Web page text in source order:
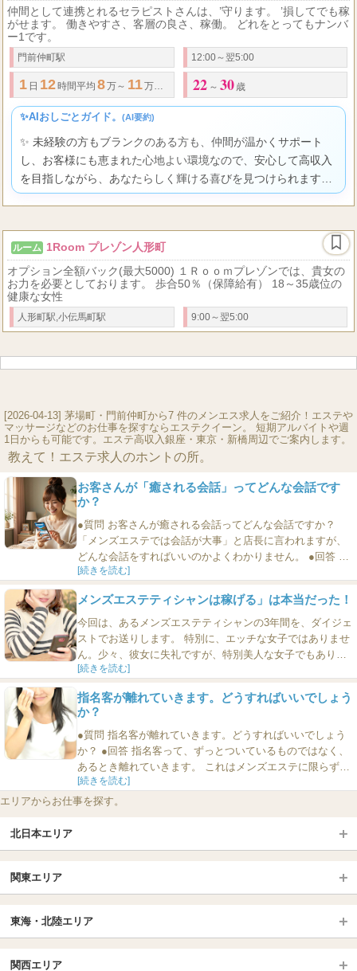
仲間として連携とれるセラピストさんは、’守ります。 ’損してでも稼
がせます。 働きやすさ、客層の良さ、稼働。 どれをとってもナンバ
ー1です。
門前仲町駅 12:00～翌5:00
1 日 12 時間平均 8万～ 11万。 最高日給145000
22 ～ 30 歳
✨AIおしごとガイド。 (AI要約)
✨ 未経験の方もブランクのある方も、仲間が温かくサポート
し、お客様にも恵まれた心地よい環境なので、安心して高収入
を目指しながら、あなたらしく輝ける喜びを見つけられます
よ。
ルーム 1Room プレゾン人形町
オプション全額バック(最大5000) １Ｒｏｏｍプレゾンでは、貴女の
お力を必要としております。 歩合50％（保障給有） 18～35歳位の
健康な女性
人形町駅,小伝馬町駅 9:00～翌5:00
[2026-04-13] 茅場町・門前仲町から7 件のメンエス求人をご紹介！エステや
マッサージなどのお仕事を探すならエステクイーン。 短期アルバイトや週
1日からも可能です。エステ高収入銀座・東京・新橋周辺でご案内します。
教えて！エステ求人のホントの所。
お客さんが「癒される会話」ってどんな会話です
か？
●質問 お客さんが癒される会話ってどんな会話ですか？
「メンズエステでは会話が大事」と店長に言われますが、
どんな会話をすればいいのかよくわかりません。 ●回答 お
客さんの自尊心をくすぐるような会話をすれば、お客さん
話と言いましょうか、お客さんがみずから主体的にセラピ
ストさんに話し続けたくなる会話といいましょうか、そう
いった会話をすれば、...
[続きを読む]
メンズエステティシャンは稼げる」は本当だった！
今回は、あるメンズエステティシャンの3年間を、ダイジェ
ストでお送りします。 特別に、エッチな女子ではありませ
ん。少々、彼女に失礼ですが、特別美人な女子でもありま
せん。 そういう彼女が、異業種からメンズエステのお店で
うやったのか？ さっそく彼女の証言をご紹介しましょう！
■リピーターがつくまでに・・・ ――わたしはふつう...
[続きを読む]
指名客が離れていきます。どうすればいいでしょう
か？
●質問 指名客が離れていきます。どうすればいいでしょう
か？ ●回答 指名客って、ずっとついているものではなく、
あるとき離れていきます。 これはメンズエステに限らず、
スナックでもキャバクラでもガールズバーでも、どこでも
同じです。 なので「できるお店」や「できる女子」は、指
[続きを読む]
エリアからお仕事を探す。
北日本エリア
北海道（札幌・旭川・函館）
青森
岩手 (盛岡・北上)
福島 (いわき・郡山)
山形
長野・松本・上田
関東エリア
大宮・浦和・川口
越谷・春日部
東海・北陸エリア
関西エリア